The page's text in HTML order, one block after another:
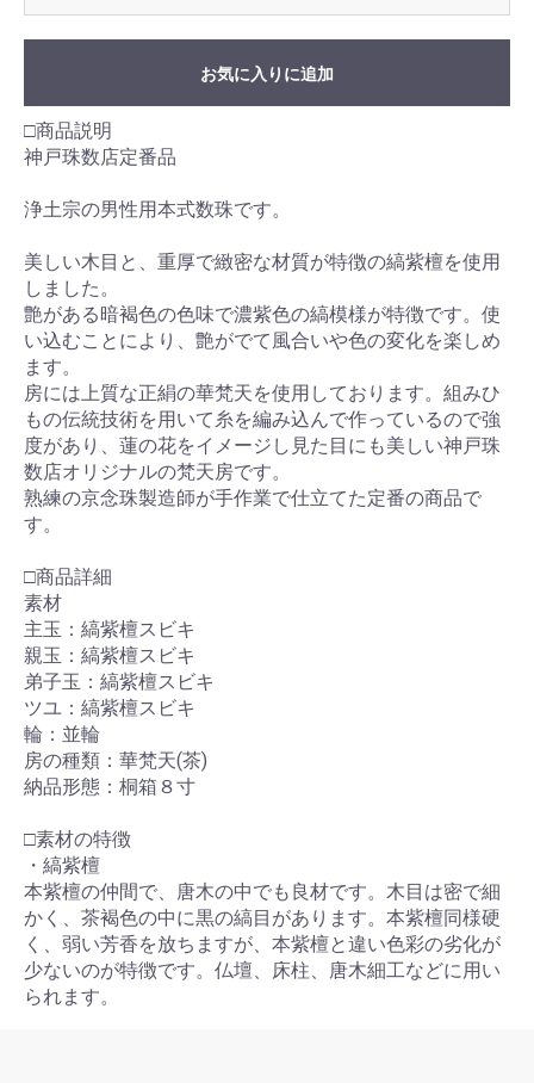
お気に入りに追加
□商品説明
神戸珠数店定番品
浄土宗の男性用本式数珠です。
美しい木目と、重厚で緻密な材質が特徴の縞紫檀を使用
しました。
艶がある暗褐色の色味で濃紫色の縞模様が特徴です。使
い込むことにより、艶がでて風合いや色の変化を楽しめ
ます。
房には上質な正絹の華梵天を使用しております。組みひ
もの伝統技術を用いて糸を編み込んで作っているので強
度があり、蓮の花をイメージし見た目にも美しい神戸珠
数店オリジナルの梵天房です。
熟練の京念珠製造師が手作業で仕立てた定番の商品で
す。
□商品詳細
素材
主玉：縞紫檀スビキ
親玉：縞紫檀スビキ
弟子玉：縞紫檀スビキ
ツユ：縞紫檀スビキ
輪：並輪
房の種類：華梵天(茶)
納品形態：桐箱８寸
□素材の特徴
・縞紫檀
本紫檀の仲間で、唐木の中でも良材です。木目は密で細
かく、茶褐色の中に黒の縞目があります。本紫檀同様硬
く、弱い芳香を放ちますが、本紫檀と違い色彩の劣化が
少ないのが特徴です。仏壇、床柱、唐木細工などに用い
られます。